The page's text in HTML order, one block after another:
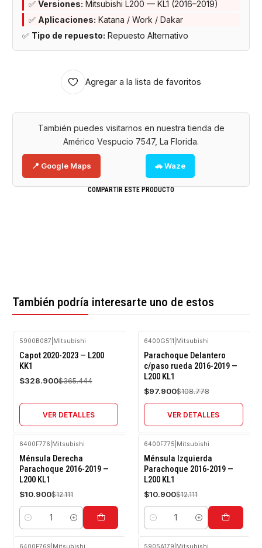
✅ Versiones: Mitsubishi L200 — KL1 (2016–2019)
✅ Aplicaciones: Katana / Work / Dakar
✅ Tipo de repuesto: Repuesto Alternativo
Agregar a la lista de favoritos
También puedes visitarnos en nuestra tienda de
Américo Vespucio 7547, La Florida.
📍 Google Maps 🚗 Waze
COMPARTIR ESTE PRODUCTO
También podría interesarte uno de estos
-10%
OFF
5900B087 Mitsubishi
Capot 2020-2023 — L200
KK1
$328.900$365.444
VER DETALLES
-10%
OFF
Agotado
6400G511 Mitsubishi
Parachoque Delantero
c/paso rueda 2016-2019 —
L200 KL1
$97.900$108.778
VER DETALLES
-10%
OFF
6400F776 Mitsubishi
Ménsula Derecha
Parachoque 2016-2019 —
L200 KL1
$10.900$12.111
Cantidad
-10%
OFF
6400F775 Mitsubishi
Ménsula Izquierda
Parachoque 2016-2019 —
L200 KL1
$10.900$12.111
Cantidad